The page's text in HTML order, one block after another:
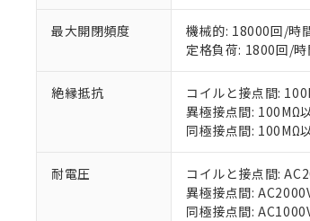
最大開閉頻度
機械的: 18000回/時
定格負荷: 1800回/時
絶縁抵抗
コイルと接点間:
異極接点間: 100MΩ
同極接点間: 100MΩ
耐電圧
コイルと接点間:
異極接点間:
同極接点間:
下
51
※
ま
混
既
り
「